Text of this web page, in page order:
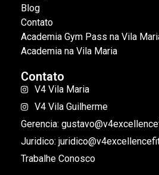
Blog
Contato
Academia Gym Pass na Vila
Academia na Vila Maria
Contato
V4 Vila Maria
V4 Vila Guilherme
Gerencia:
Juridico:
Trabalhe Conosco